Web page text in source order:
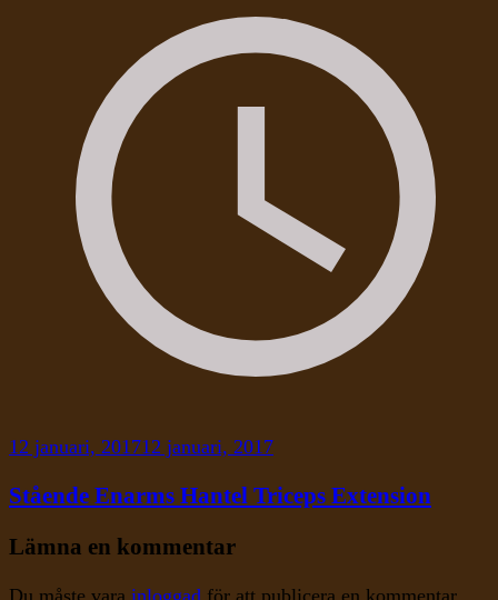
12 januari, 201712 januari, 2017
Stående Enarms Hantel Triceps Extension
Lämna en kommentar